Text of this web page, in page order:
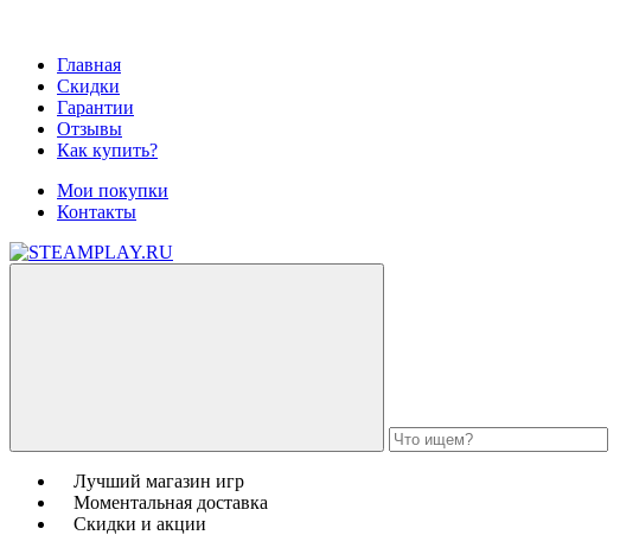
Главная
Скидки
Гарантии
Отзывы
Как купить?
Мои покупки
Контакты
Лучший магазин игр
Моментальная доставка
Скидки и акции